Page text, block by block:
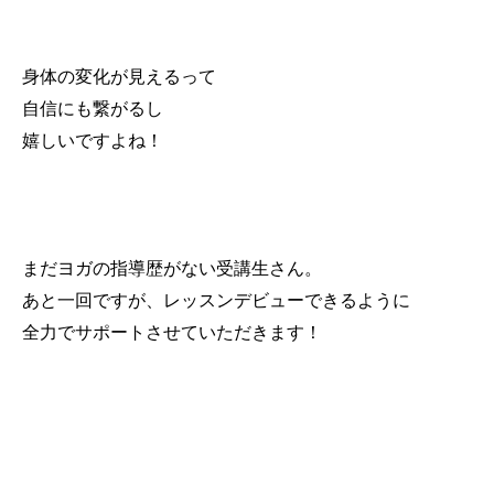
身体の変化が見えるって
自信にも繋がるし
嬉しいですよね！
まだヨガの指導歴がない受講生さん。
あと一回ですが、レッスンデビューできるように
全力でサポートさせていただきます！